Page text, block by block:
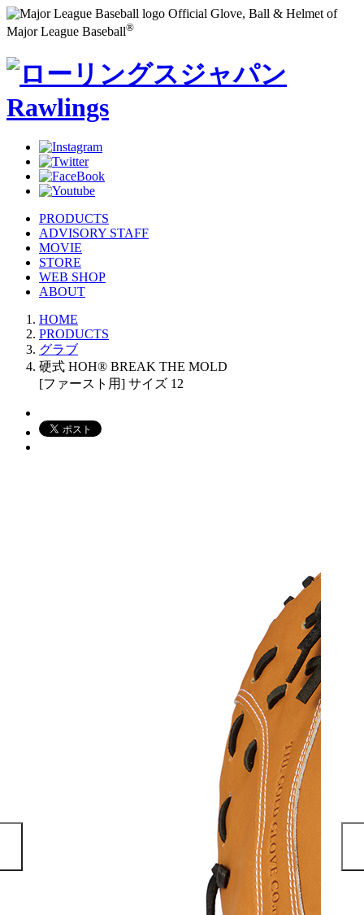
Official Glove, Ball & Helmet of
Major League Baseball®
PRODUCTS
ADVISORY STAFF
MOVIE
STORE
WEB SHOP
ABOUT
HOME
PRODUCTS
グラブ
硬式 HOH® BREAK THE MOLD
[ファースト用] サイズ 12